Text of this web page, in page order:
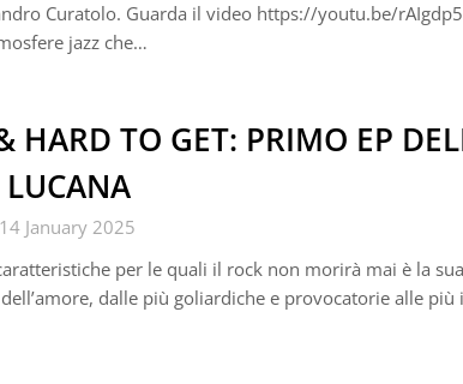
Curatolo. Guarda il video https://youtu.be/
jazz che…
HARD TO GET: PRIMO EP
January 2025
per le quali il rock non morirà mai è la
dalle più goliardiche e provocatorie alle